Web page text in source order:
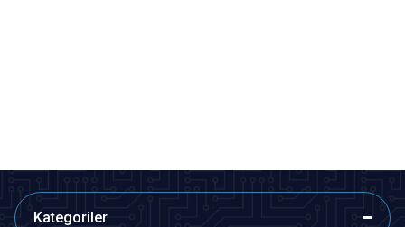
Kategoriler